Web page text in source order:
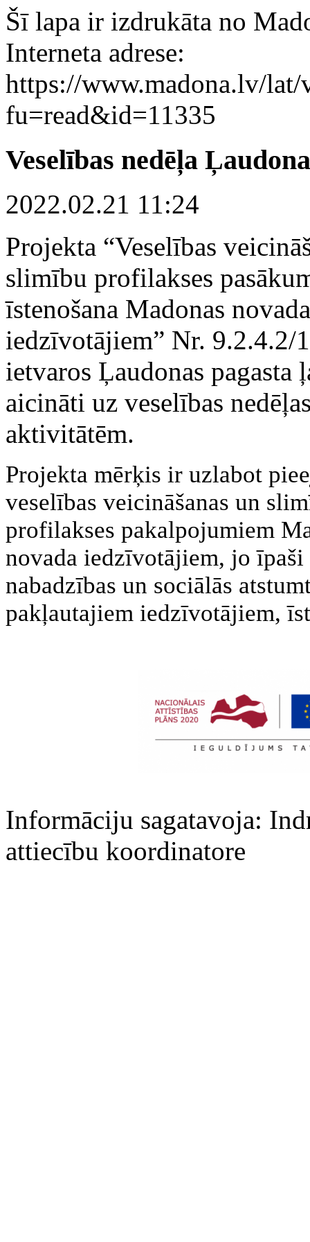
Šī lapa ir izdrukāta no
Interneta adrese:
https://www.madona.lv/lat/
fu=read&id=11335
Veselības nedēļa
2022.02.21 11:24
Projekta “Veselības
slimību profilakses
īstenošana Madonas novada
iedzīvotājiem” Nr. 9.2.4.2/
ietvaros Ļaudonas pagasta
aicināti uz veselības
aktivitātēm.
Projekta mērķis ir uzlabot
veselības veicināšanas un
profilakses pakalpojumiem
novada iedzīvotājiem, jo
nabadzības un sociālās
pakļautajiem iedzīvotājiem,
Informāciju sagatavoja:
attiecību koordinatore